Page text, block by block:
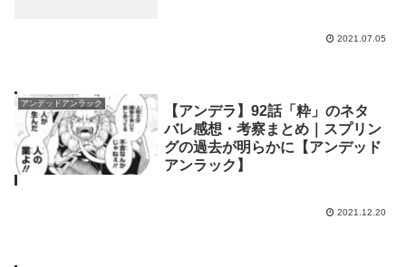
2021.07.05
アンデッドアンラック
【アンデラ】92話「粋」のネタ
バレ感想・考察まとめ｜スプリン
グの過去が明らかに【アンデッド
アンラック】
2021.12.20